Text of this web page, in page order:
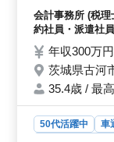
会計事務所 (税
約社員・派遣社員
年収300万
茨城県古河
35.4歳 / 最
50代活躍中 車